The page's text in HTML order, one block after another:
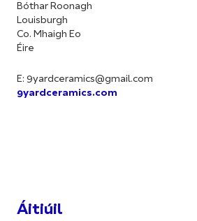
Bóthar Roonagh
Louisburgh
Co. Mhaigh Eo
Éire
E: 9yardceramics@gmail.com
9yardceramics.com
Áitiúil